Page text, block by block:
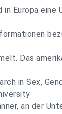
in Europa eine
Das
in Sex,
an der